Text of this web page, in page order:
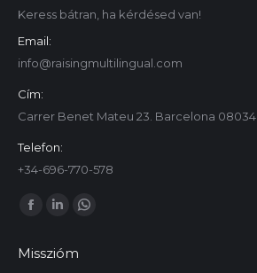
Keress bátran, ha kérdésed van!
Email:
info@raisingmultilingual.com
Cím:
Carrer Benet Mateu 23. Barcelona 08034
Telefon:
+34-696-770-578
Itt is megtalálsz minket:
Facebook
új
Linkedin
új
Whatsapp
Misszióm